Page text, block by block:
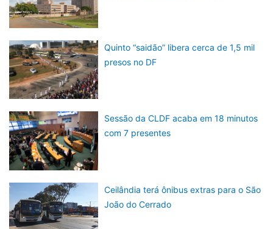
Quinto “saidão” libera cerca de 1,5 mil
presos no DF
Sessão da CLDF acaba em 18 minutos
com 7 presentes
Ceilândia terá ônibus extras para o São
João do Cerrado